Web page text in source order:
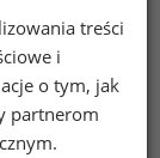
na treści
i
o tym, jak
partnerom